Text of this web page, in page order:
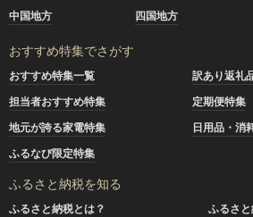
中国地方
四国地方
おすすめ特集でさがす
おすすめ特集一覧
訳あり返礼
担当者おすすめ特集
定期便特集
地元が誇る家電特集
日用品・消
ふるなび限定特集
ふるさと納税を知る
ふるさと納税とは？
ふるさ